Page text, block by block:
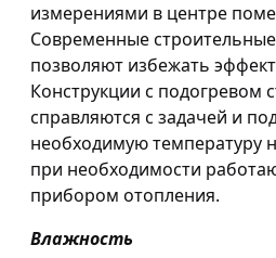
измерениями в центре
Современные
позволяют избежать
Конструкции с подогревом
справляются с задачей и
необходимую температуру
при необходимости
прибором отопления.
Влажность